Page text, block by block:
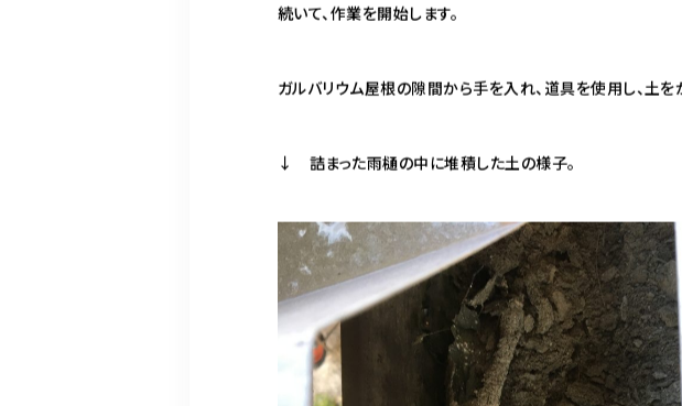
続いて、作業を開始します。
ガルバリウム屋根の隙間から手を入れ、道具を使用し、土を
↓ 詰まった雨樋の中に堆積した土の様子。